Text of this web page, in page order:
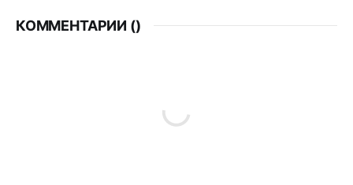
КОММЕНТАРИИ ()